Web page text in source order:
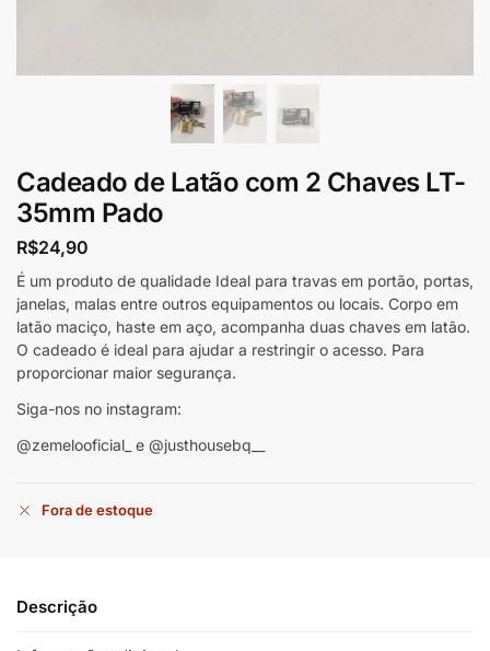
Cadeado de Latão com 2 Chaves LT-
35mm Pado
R$24,90
É um produto de qualidade Ideal para travas em portão, portas,
janelas, malas entre outros equipamentos ou locais. Corpo em
latão maciço, haste em aço, acompanha duas chaves em latão.
O cadeado é ideal para ajudar a restringir o acesso. Para
proporcionar maior segurança.
Siga-nos no instagram:
@zemelooficial_ e @justhousebq__
Fora de estoque
Descrição